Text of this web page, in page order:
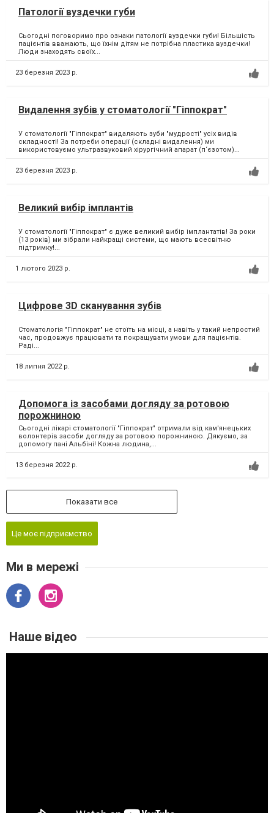
Патології вуздечки губи
Сьогодні поговоримо про ознаки патології вуздечки губи! Більшість
пацієнтів вважають, що їхнім дітям не потрібна пластика вуздечки!
Люди знаходять своїх...
23 березня 2023 р.
Видалення зубів у стоматології "Гіппократ"
У стоматології "Гіппократ" видаляють зуби "мудрості" усіх видів
складності! За потреби операції (складні видалення) ми
використовуємо ультразвуковий хірургічний апарат (п‘єзотом)...
23 березня 2023 р.
Великий вибір імплантів
У стоматології "Гіппократ" є дуже великий вибір імплантатів! За роки
(13 років) ми зібрали найкращі системи, що мають всесвітню
підтримку!...
1 лютого 2023 р.
Цифрове 3D сканування зубів
Стоматологія "Гіппократ" не стоїть на місці, а навіть у такий непростий
час, продовжує працювати та покращувати умови для пацієнтів.
Раді...
18 липня 2022 р.
Допомога із засобами догляду за ротовою
порожниною
Сьогодні лікарі стоматології "Гіппократ" отримали від кам'янецьких
волонтерів засоби догляду за ротовою порожниною. Дякуємо, за
допомогу пані Альбіні! Кожна людина,...
13 березня 2022 р.
Показати все
Це моє підприємство
Ми в мережі
Наше відео